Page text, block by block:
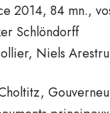
2014, 84 mn.,
Schlöndorff
Niels